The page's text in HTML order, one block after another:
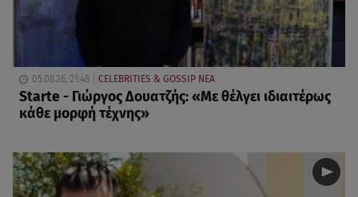
05.08.26, 21:48 CELEBRITIES & GOSSIP ΝΕΑ
Starte - Γιώργος Δουατζής: «Με θέλγει ιδιαιτέρως
κάθε μορφή τέχνης»